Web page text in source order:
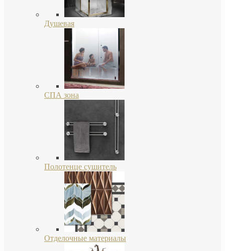
Душевая
СПА зона
Полотенце сушитель
Отделочные материалы